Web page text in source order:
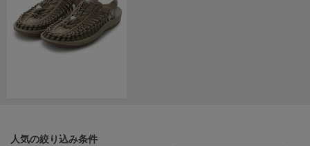
KEEN
キーン
人気の絞り込み条件